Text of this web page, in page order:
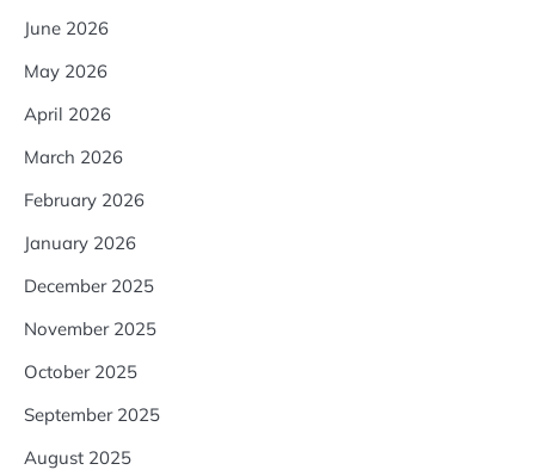
June 2026
May 2026
April 2026
March 2026
February 2026
January 2026
December 2025
November 2025
October 2025
September 2025
August 2025